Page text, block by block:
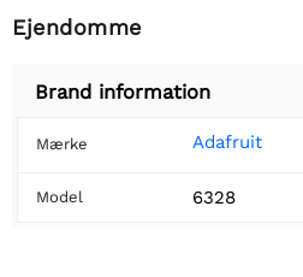
Ejendomme
Brand information
Mærke Adafruit
Model 6328